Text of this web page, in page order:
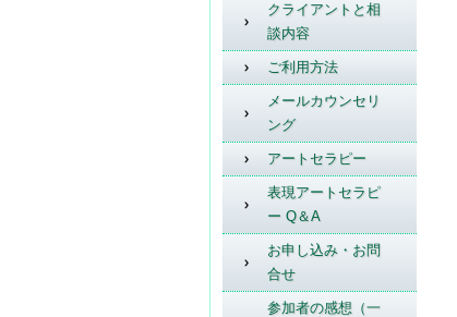
クライアントと相
談内容
ご利用方法
メールカウンセリ
ング
アートセラピー
表現アートセラピ
ー Q＆A
お申し込み・お問
合せ
参加者の感想（一